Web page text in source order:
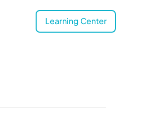
Learning Center